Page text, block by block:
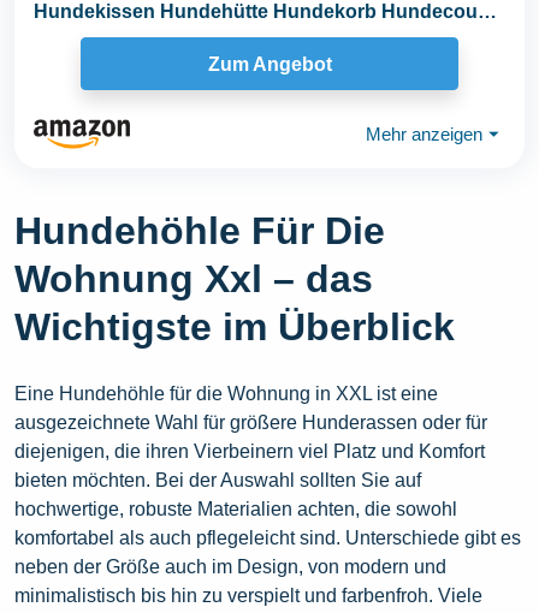
Hundekissen Hundehütte Hundekorb Hundecouch
Ruheplatz...
Zum Angebot
Mehr anzeigen ⏷
Hundehöhle Für Die
Wohnung Xxl – das
Wichtigste im Überblick
Eine Hundehöhle für die Wohnung in XXL ist eine
ausgezeichnete Wahl für größere Hunderassen oder für
diejenigen, die ihren Vierbeinern viel Platz und Komfort
bieten möchten. Bei der Auswahl sollten Sie auf
hochwertige, robuste Materialien achten, die sowohl
komfortabel als auch pflegeleicht sind. Unterschiede gibt es
neben der Größe auch im Design, von modern und
minimalistisch bis hin zu verspielt und farbenfroh. Viele